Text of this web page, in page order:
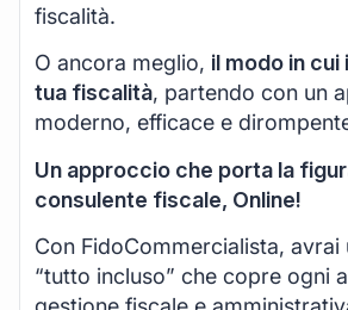
fiscalità.
O ancora meglio, il modo in cui
tua fiscalità, partendo con un
moderno, efficace e
Un approccio che porta la
consulente fiscale, Online!
Con FidoCommercialista, avrai
“tutto incluso” che copre ogni